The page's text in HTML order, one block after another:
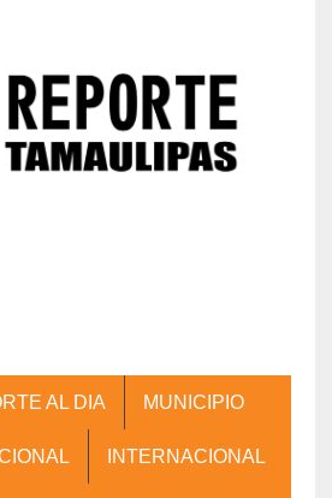
AL DIA MUNICIPIO
INTERNACIONAL